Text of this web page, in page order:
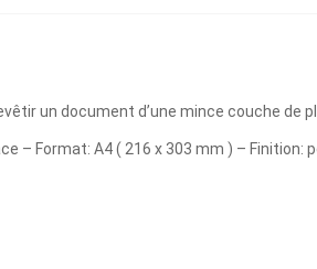
un document d’une mince couche de
– Format: A4 ( 216 x 303 mm ) –